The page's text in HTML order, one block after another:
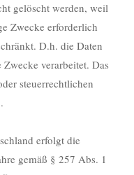
gelöscht werden, weil
Zwecke erforderlich
D.h. die Daten
verarbeitet. Das
steuerrechtlichen
erfolgt die
gemäß § 257 Abs. 1